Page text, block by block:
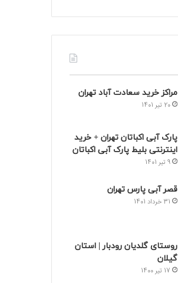
مراکز خرید سعادت‌ آباد تهران
20 تیر 1401
پارک آبی اکباتان تهران + خرید
اینترنتی بلیط پارک آبی اکباتان
9 تیر 1401
قصر آبی پارس تهران
31 خرداد 1401
روستای گلدیان رودبار | استان
گیلان
17 تیر 1400